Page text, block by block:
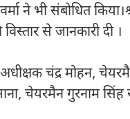
ने भी संबोधित
से जानकारी दी ।
चंद्र मोहन,
चेयरमैन गुरनाम सिंह